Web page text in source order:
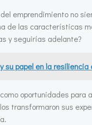
emprendimiento no
de las características
y seguirías adelante?
su papel en la
oportunidades para
transformaron sus